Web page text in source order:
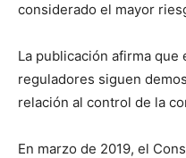
considerado el mayor
La publicación afirma
reguladores siguen
relación al control de la
En marzo de 2019, el